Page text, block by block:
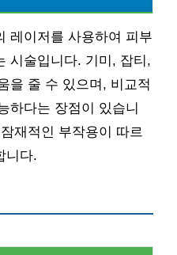
레이저를 사용하여 피부
시술입니다. 기미, 잡티,
을 줄 수 있으며, 비교적
하다는 장점이 있습니
재적인 부작용이 따르
니다.